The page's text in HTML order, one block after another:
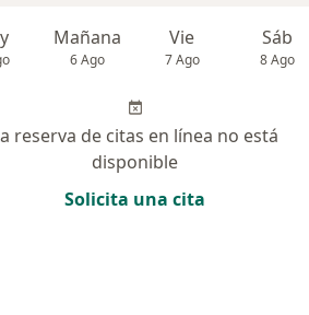
Mañana
6 Ago
Vie
7 Ago
Sáb
8 Ago
reserva de citas en línea no está
disponible
Solicita una cita